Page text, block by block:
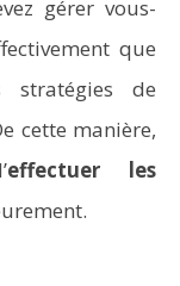
gérer vous-
que
stratégies de
cette manière,
effectuer les